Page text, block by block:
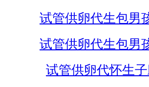
试管供卵代生包男
试管供卵代生包男
试管供卵代怀生